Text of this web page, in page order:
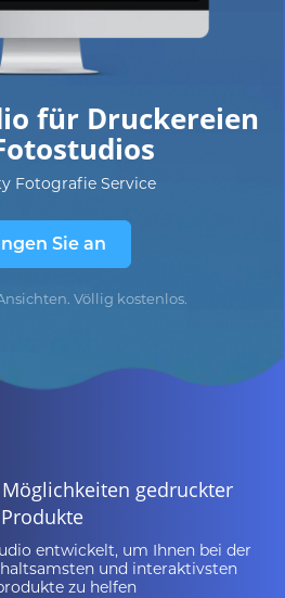
für Druckereien
Fotografie Service
Sie an
Völlig kostenlos.
gedruckter
Produkte
entwickelt, um Ihnen bei der
und interaktivsten
zu helfen